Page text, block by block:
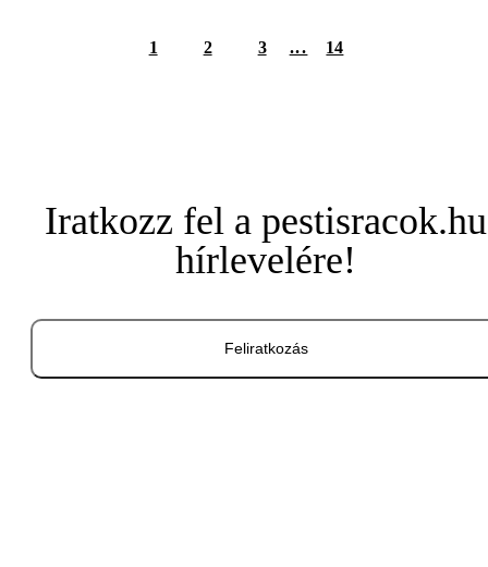
1 2 3 ... 14
Iratkozz fel a pestisracok.hu
hírlevelére!
Feliratkozás